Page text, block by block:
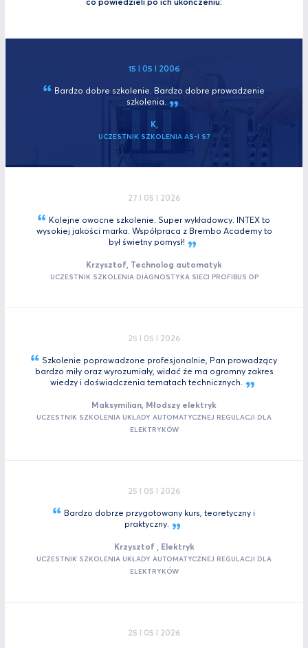
15 I 05 I 2006
Bardzo dobre szkolenie. Bardzo dobre prowadzenie
szkolenia.
K,
UCZESTNIK SZKOLENIA AS-I S7
27 I 05 I 2026
Kolejne owocne szkolenie. Super wykładowcy. INTEX to
wysokiej jakości marka. Współpraca z Brembo Academy to
był świetny pomysł!
Krzysztof, Technolog automatyk
UCZESTNIK SZKOLENIA DIAGNOSTYKA SIECI PROFIBUS DP
25 I 05 I 2026
Szkolenie poprowadzone profesjonalnie, Pan prowadzący
bardzo miły oraz wyrozumiały, widać że ma ogromny zakres
wiedzy i doświadczenia tematachtechnicznych.
Maksymilian, Młodszy elektryk
UCZESTNIK SZKOLENIA UKŁADY AUTOMATYCZNEJ REGULACJI DLA
ELEKTRYKÓW
25 I 05 I 2026
Bardzo dobrze przygotowany kurs, teoretyczny i
praktyczny.
Krzysztof , Elektryk
UCZESTNIK SZKOLENIA UKŁADY AUTOMATYCZNEJ REGULACJI DLA
ELEKTRYKÓW
25 I 05 I 2026